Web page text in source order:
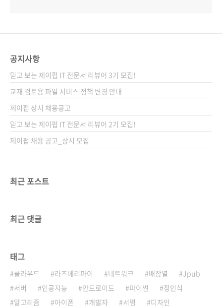
공지사항
믿고 보는 제이펍 IT 전문서 리뷰어 3기 모집!
교재 검토용 파일 서비스 정책 변경 안내
제이펍 상시 채용공고
믿고 보는 제이펍 IT 전문서 리뷰어 2기 모집!
제이펍 채용 공고_상시 모집
최근 포스트
최근 댓글
태그
클라우드 라즈베리파이 네트워크 배장열
Jpub
서버
인공지능 안드로이드 파이썬
정인식
알고리즘
아이폰 개발자 서평 디자인